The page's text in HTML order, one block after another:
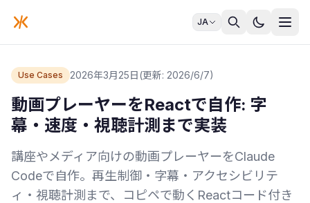
JA
Use Cases 2026年3月25日(更新: 2026/6/7)
動画プレーヤーをReactで自作: 字
幕・速度・視聴計測まで実装
講座やメディア向けの動画プレーヤーをClaude
Codeで自作。再生制御・字幕・アクセシビリテ
ィ・視聴計測まで、コピペで動くReactコード付き